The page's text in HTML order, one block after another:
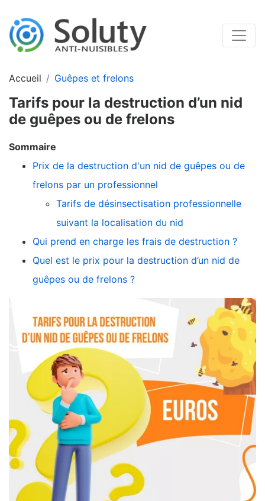
Accueil Guêpes et frelons
Tarifs pour la destruction d’un nid
de guêpes ou de frelons
Sommaire
Prix de la destruction d'un nid de guêpes ou de
frelons par un professionnel
Tarifs de désinsectisation professionnelle
suivant la localisation du nid
Qui prend en charge les frais de destruction ?
Quel est le prix pour la destruction d’un nid de
guêpes ou de frelons ?